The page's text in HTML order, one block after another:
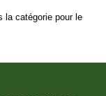
la catégorie pour le